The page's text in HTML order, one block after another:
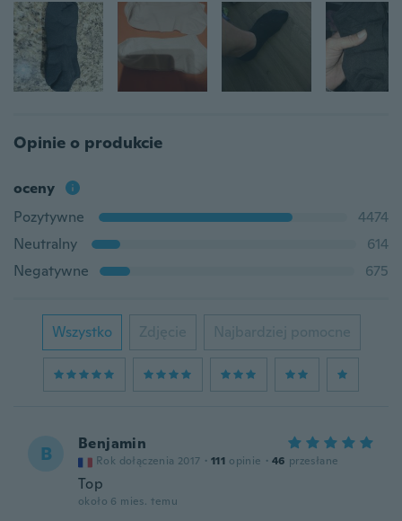
Opinie o produkcie
oceny
Pozytywne
4474
Neutralny
614
Negatywne
675
Wszystko Zdjęcie Najbardziej pomocne
B Benjamin
Rok dołączenia 2017 · 111 opinie · 46 przesłane
Top
około 6 mies. temu